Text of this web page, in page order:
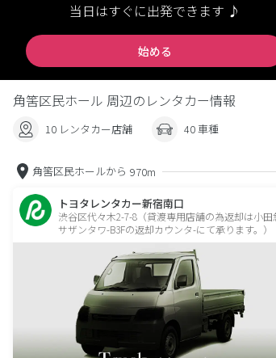
当日はすぐに出発できます ♪
始める
角筈区民ホール 周辺のレンタカー情報
10 レンタカー店舗 40 車種
角筈区民ホールから 970m
トヨタレンタカー新宿南口
渋谷区代々木2-7-8（貸渡専用店舗の為返却は小田
サザンタワ-B3Fの返却カウンタ-にて承ります。）